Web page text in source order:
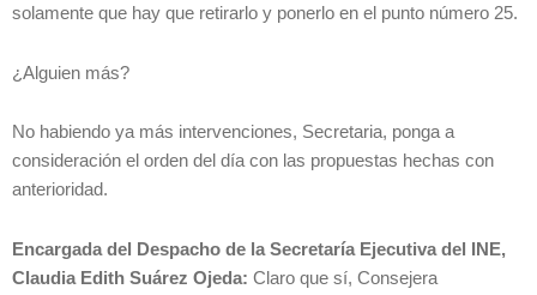
solamente que hay que retirarlo y ponerlo en el punto número 25.
¿Alguien más?
No habiendo ya más intervenciones, Secretaria, ponga a
consideración el orden del día con las propuestas hechas con
anterioridad.
Encargada del Despacho de la Secretaría Ejecutiva del INE,
Claudia Edith Suárez Ojeda: Claro que sí, Consejera